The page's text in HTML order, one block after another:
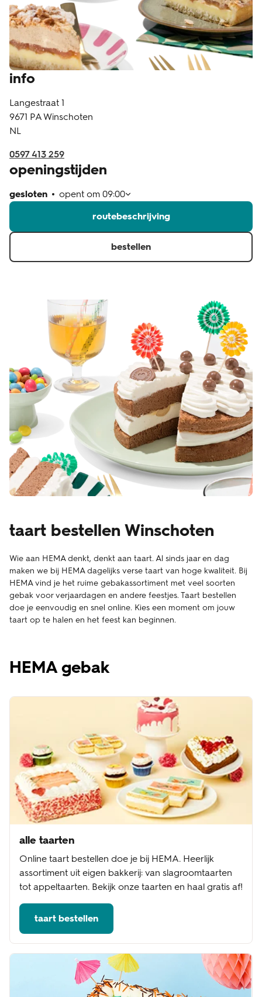
klantenservice
info
Langestraat 1
9671 PAWinschoten
NL
0597 413 259
openingstijden
gesloten opent om 09:00
routebeschrijving
bestellen
taart bestellen Winschoten
Wie aan HEMA denkt, denkt aan taart. Al sinds jaar en dag
maken we bij HEMA dagelijks verse taart van hoge kwaliteit. Bij
HEMA vind je het ruime gebakassortiment met veel soorten
gebak voor verjaardagen en andere feestjes. Taart bestellen
doe je eenvoudig en snel online. Kies een moment om jouw
taart op te halen en het feest kan beginnen.
HEMA gebak
alle taarten
Online taart bestellen doe je bij HEMA. Heerlijk
assortiment uit eigen bakkerij: van slagroomtaarten
tot appeltaarten. Bekijk onze taarten en haal gratis af!
taart bestellen